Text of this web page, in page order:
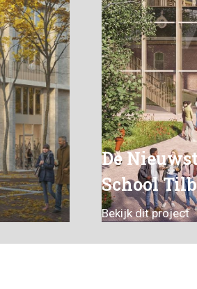
De
School
Bekijk dit project